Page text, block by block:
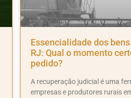
Essencialidade dos
RJ: Qual o momento
pedido?
A recuperação judicial é uma
empresas e produtores rurais